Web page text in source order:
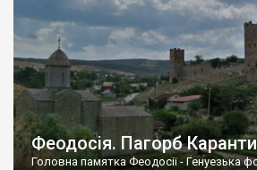
Феодосія. Пагорб
Головна памятка Феодосії - Генуезька